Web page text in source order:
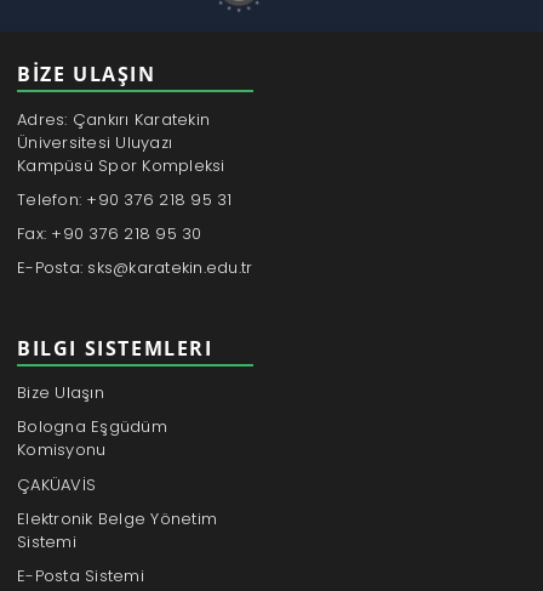
BİZE ULAŞIN
Adres: Çankırı Karatekin
Üniversitesi Uluyazı
Kampüsü Spor Kompleksi
Telefon: +90 376 218 95 31
Fax: +90 376 218 95 30
E-Posta: sks@karatekin.edu.tr
BILGI SISTEMLERI
Bize Ulaşın
Bologna Eşgüdüm
Komisyonu
ÇAKÜAVİS
Elektronik Belge Yönetim
Sistemi
E-Posta Sistemi